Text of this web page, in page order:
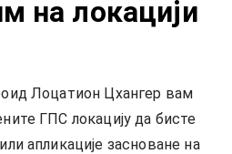
на локацији
Лоцатион Цхангер вам
ГПС локацију да бисте
апликације засноване на